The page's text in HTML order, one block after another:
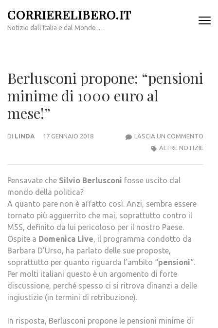
contenuto
CORRIERELIBERO.IT
Notizie dall'Italia e dal Mondo…
Berlusconi propone: “pensioni
minime di 1000 euro al
mese!”
DI LINDA 17 GENNAIO 2018 LASCIA UN COMMENTO
ALTRE NOTIZIE
Pensavate che Silvio Berlusconi fosse uscito dal
mondo della politica?
A quanto pare non è affatto così. Anzi, sembra essere
tornato più agguerrito che mai, soprattutto contro il
M5S, definito da lui pericoloso per il nostro Paese.
Ospite a Domenica Live, il programma condotto da
Barbara D’Urso, ha parlato delle sue proposte,
soprattutto per quanto riguarda l’ambito “pensioni“.
Per molti italiani questo è un argomento di forte
discussione, perché spesso ci si ritrova dinanzi a delle
ingiustizie (in termini di retribuzione).
In risposta, Berlusconi propone le pensioni minime di